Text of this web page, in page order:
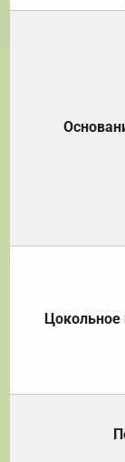
Цокольное